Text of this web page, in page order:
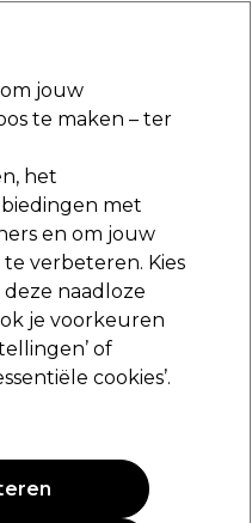
Aanmelden
t/m vrijdag
Bodifying
jouw
te maken – ter
het
met
en om jouw
verbeteren. Kies
deze naadloze
je voorkeuren
of
cookies’.